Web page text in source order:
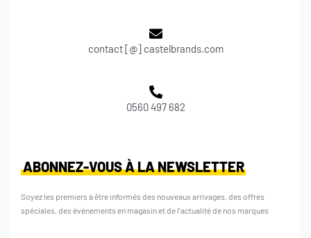
contact [@] castelbrands.com
0560 497 682
ABONNEZ-VOUS À LA NEWSLETTER
Soyez les premiers à être informés des nouveaux arrivages, des offres
spéciales, des événements en magasin et de l’actualité de nos marques